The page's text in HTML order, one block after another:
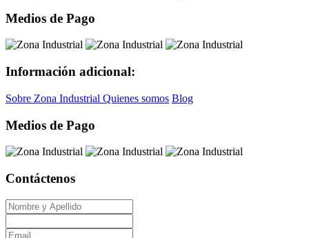
Medios de Pago
Información adicional:
Sobre Zona Industrial Quienes somos Blog
Medios de Pago
Contáctenos